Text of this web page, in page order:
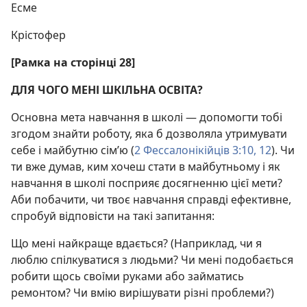
Есме
Крістофер
[Рамка на сторінці 28]
ДЛЯ ЧОГО МЕНІ ШКІЛЬНА ОСВІТА?
Основна мета навчання в школі — допомогти тобі
згодом знайти роботу, яка б дозволяла утримувати
себе і майбутню сім’ю (2 Фессалонікійців 3:10, 12). Чи
ти вже думав, ким хочеш стати в майбутньому і як
навчання в школі посприяє досягненню цієї мети?
Аби побачити, чи твоє навчання справді ефективне,
спробуй відповісти на такі запитання:
Що мені найкраще вдається? (Наприклад, чи я
люблю спілкуватися з людьми? Чи мені подобається
робити щось своїми руками або займатись
ремонтом? Чи вмію вирішувати різні проблеми?)